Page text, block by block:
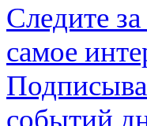
Следите
самое
событий